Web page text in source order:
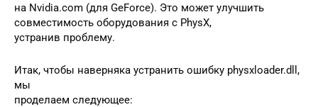
на Nvidia.com (для GeForce). Это может улучшить
совместимость оборудования с PhysX,
устранив проблему.
Итак, чтобы наверняка устранить ошибку physxloader.dll,
мы
проделаем следующее: